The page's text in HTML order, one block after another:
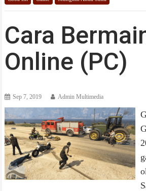
Cara
Online (PC)
Sep 7, 2019 Admin Multimedia